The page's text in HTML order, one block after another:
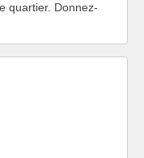
quartier. Donnez-